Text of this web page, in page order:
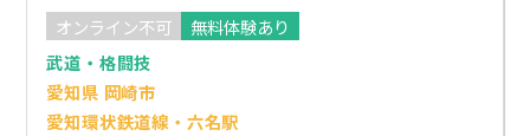
オンライン不可
無料体験あり
武道・格闘技
愛知県 岡崎市
愛知環状鉄道線・六名駅